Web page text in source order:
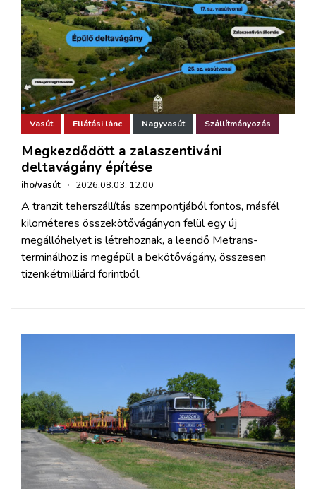
Vasút Ellátási lánc Nagyvasút Szállítmányozás
Megkezdődött a zalaszentiváni
deltavágány építése
iho/vasút · 2026.08.03. 12:00
A tranzit teherszállítás szempontjából fontos, másfél
kilométeres összekötővágányon felül egy új
megállóhelyet is létrehoznak, a leendő Metrans-
terminálhoz is megépül a bekötővágány, összesen
tizenkétmilliárd forintból.